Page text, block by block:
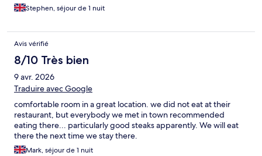
Stephen, séjour de 1 nuit
Avis vérifié
8/10 Très bien
9 avr. 2026
Traduire avec Google
comfortable room in a great location. we did not eat at their
restaurant, but everybody we met in town recommended
eating there... particularly good steaks apparently. We will eat
there the next time we stay there.
Mark, séjour de 1 nuit